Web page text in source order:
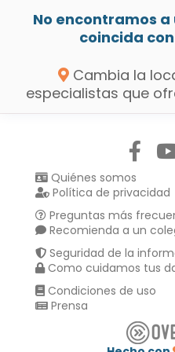
No encontramos
coincida
Cambia la
especialistas que
Quiénes somos
Política de privacidad
Preguntas más
Recomienda a un
Seguridad de la
Como cuidamos tus
Condiciones de uso
Prensa